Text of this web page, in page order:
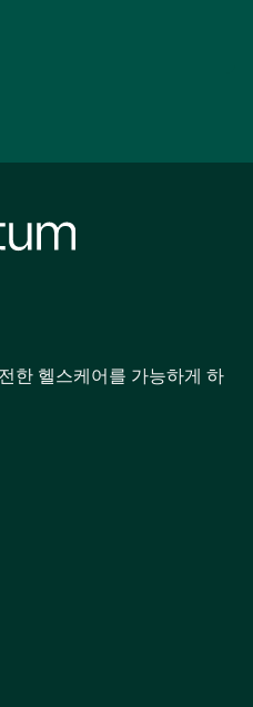
한 헬스케어를 가능하게 하